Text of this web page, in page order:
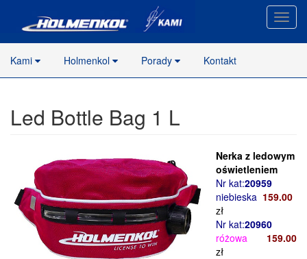
strony
Kami Holmenkol Porady Kontakt
Led Bottle Bag 1 L
Nerka z ledowym
oświetleniem
Nr kat:20959
niebieska 159.00
zł
Nr kat:20960
różowa 159.00
zł